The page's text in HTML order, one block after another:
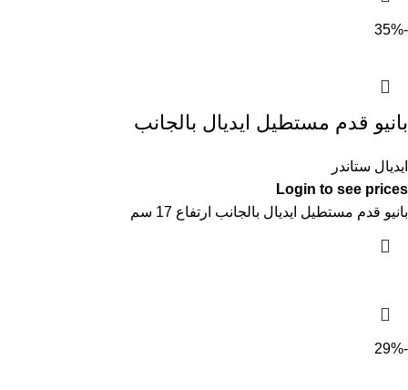
-35%
بانيو قدم مستطيل ايديال بالجانب
ايديال ستاندر
Login to see prices
بانيو قدم مستطيل ايديال بالجانب ارتفاع 17 سم
-29%